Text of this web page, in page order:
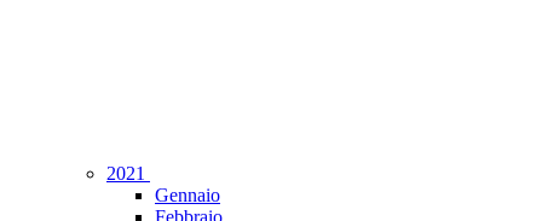
2021
Gennaio